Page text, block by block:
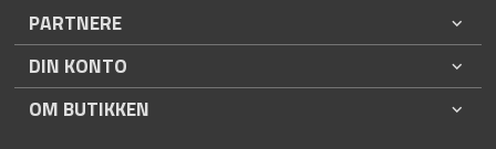
PARTNERE
DIN KONTO
OM BUTIKKEN